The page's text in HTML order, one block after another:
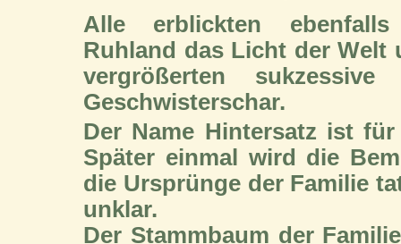
Alle erblickten
Ruhland das Licht der Welt
vergrößerten sukzessive
Geschwisterschar.
Der Name Hintersatz ist
Später einmal wird die
die Ursprünge der Familie
unklar.
Der Stammbaum der